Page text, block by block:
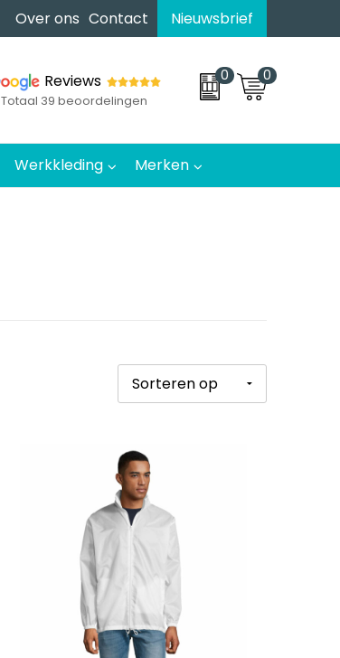
Over ons Contact Nieuwsbrief
Reviews
Totaal 39 beoordelingen
0 0
Werkkleding Merken